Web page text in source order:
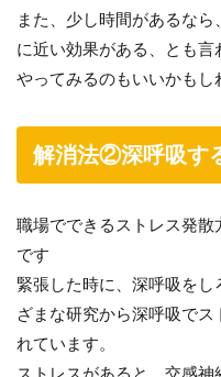
また、少し時間があるな
に近い効果がある、とも言
やってみるのもいいかもし
解消法②深呼吸す
職場でできるストレス発散
です
緊張した時に、深呼吸を
ざまな研究から深呼吸で
れています。
ストレスがあると、交感神